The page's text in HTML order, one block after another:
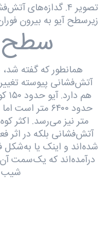
تصویر ۴. گدازه‌های
زیرسطح آیو به بیرون
سطح
همانطور که گفته
آتش‌فشانی پیوسته
متر نیز می‌رسد. اکثر
آتش‌فشانی بلکه در اثر
شده‌اند و اینک یا
درآمده‌اند که یک‌سمت‌
شیب